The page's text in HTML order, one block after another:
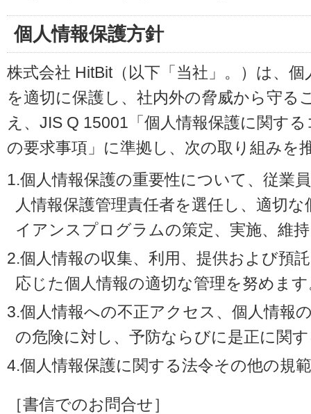
個人情報保護方針
株式会社 HitBit（以下「当社」。）は、
を適切に保護し、社内外の脅威から守る
え、JIS Q 15001「個人情報保護に関す
の要求事項」に準拠し、次の取り組みを
1.個人情報保護の重要性について、従業
人情報保護管理責任者を選任し、適切
イアンスプログラムの策定、実施、維
2.個人情報の収集、利用、提供および預
応じた個人情報の適切な管理を努めま
3.個人情報への不正アクセス、個人情報
の危険に対し、予防ならびに是正に関
4.個人情報保護に関する法令その他の規
［書信でのお問合せ］